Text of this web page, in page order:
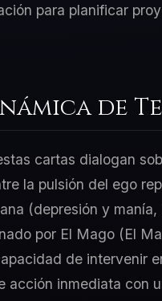
para planificar
de
cartas dialogan
la pulsión del ego
(depresión y
por El Mago (El
de intervenir
acción inmediata con